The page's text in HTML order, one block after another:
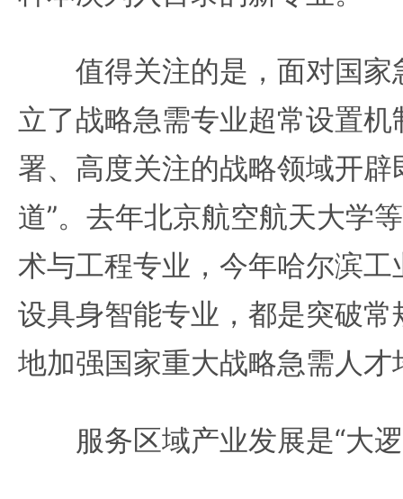
值得关注的是，面对国家
立了战略急需专业超常设置
署、高度关注的战略领域开辟
道”。去年北京航空航天大学
术与工程专业，今年哈尔滨
设具身智能专业，都是突破
地加强国家重大战略急需人才
服务区域产业发展是“大逻